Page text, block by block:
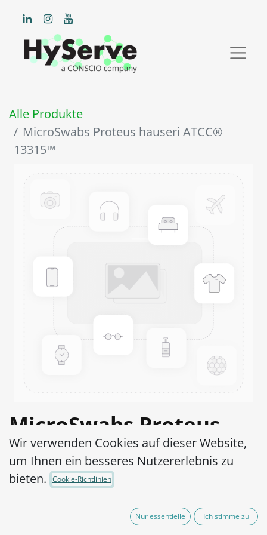
Alle Produkte
MicroSwabs Proteus hauseri ATCC®
13315™
MicroSwabs Proteus
hauseri ATCC® 13315™
Artikel-Nr.:MSP0180002
Wir verwenden Cookies auf dieser Website,
um Ihnen ein besseres Nutzererlebnis zu
bieten.
Cookie-Richtlinien
Nur essentielle Ich stimme zu